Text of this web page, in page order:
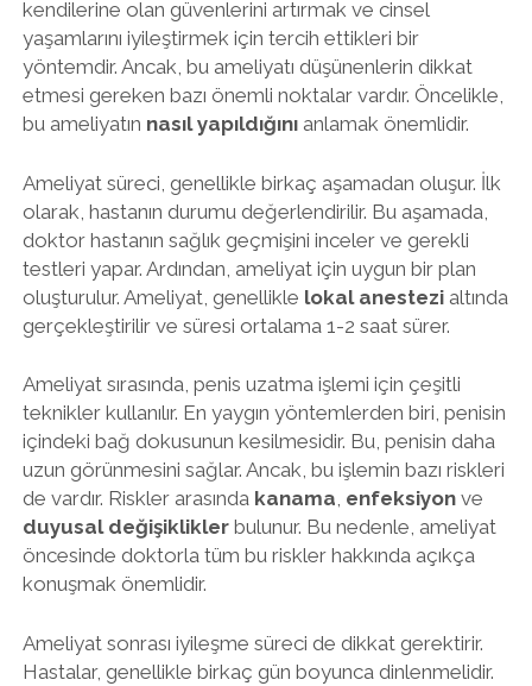
kendilerine olan güvenlerini artırmak ve cinsel
yaşamlarını iyileştirmek için tercih ettikleri bir
yöntemdir. Ancak, bu ameliyatı düşünenlerin dikkat
etmesi gereken bazı önemli noktalar vardır. Öncelikle,
bu ameliyatın nasıl yapıldığınıanlamak önemlidir.
Ameliyat süreci, genellikle birkaç aşamadan oluşur. İlk
olarak, hastanın durumu değerlendirilir. Bu aşamada,
doktor hastanın sağlık geçmişini inceler ve gerekli
testleri yapar. Ardından, ameliyat için uygun bir plan
oluşturulur. Ameliyat, genellikle lokal anestezialtında
gerçekleştirilir ve süresi ortalama 1-2 saat sürer.
Ameliyat sırasında, penis uzatma işlemi için çeşitli
teknikler kullanılır. En yaygın yöntemlerden biri, penisin
içindeki bağ dokusunun kesilmesidir. Bu, penisin daha
uzun görünmesini sağlar. Ancak, bu işlemin bazı riskleri
de vardır. Riskler arasında kanama, enfeksiyonve
duyusal değişikliklerbulunur. Bu nedenle, ameliyat
öncesinde doktorla tüm bu riskler hakkında açıkça
konuşmak önemlidir.
Ameliyat sonrası iyileşme süreci de dikkat gerektirir.
Hastalar, genellikle birkaç gün boyunca dinlenmelidir.